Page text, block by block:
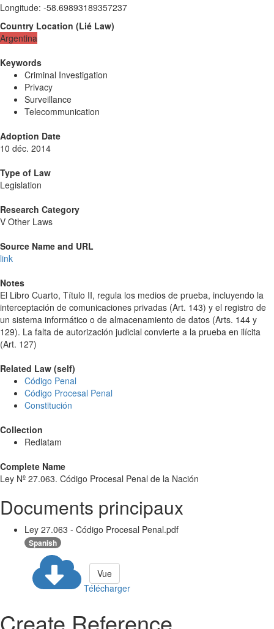
Longitude: -58.69893189357237
Country Location (Lié Law)
Argentina
Keywords
Criminal Investigation
Privacy
Surveillance
Telecommunication
Adoption Date
10 déc. 2014
Type of Law
Legislation
Research Category
V Other Laws
Source Name and URL
link
Notes
El Libro Cuarto, Título II, regula los medios de prueba, incluyendo la
interceptación de comunicaciones privadas (Art. 143) y el registro de
un sistema informático o de almacenamiento de datos (Arts. 144 y
129). La falta de autorización judicial convierte a la prueba en ilícita
(Art. 127)
Related Law (self)
Código Penal
Código Procesal Penal
Constitución
Collection
Redlatam
Complete Name
Ley Nº 27.063. Código Procesal Penal de la Nación
Documents principaux
Ley 27.063 - Código Procesal Penal.pdf
Spanish
Télécharger
Vue
Create Reference